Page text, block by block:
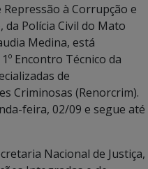
à Corrupção e
da Polícia Civil do Mato
Medina, está
Encontro Técnico da
de
Criminosas (Renorcrim).
feira, 02/09 e segue até
Nacional de Justiça,